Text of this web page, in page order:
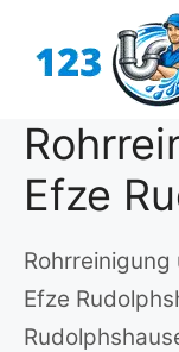
Inhalt
Efze
Efze